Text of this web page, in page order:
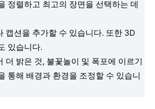
정렬하고 최고의 장면을 선택하는 데
캡션을 추가할 수 있습니다. 또한 3D
있습니다.
더 밝은 것, 불꽃놀이 및 폭포에 이르기
통해 배경과 환경을 조정할 수 있습니